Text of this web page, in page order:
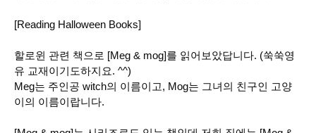
[Reading Halloween Books]
할로윈 관련 책으로 [Meg & mog]를 읽어보았답니다. (쑥쑥영
유 교재이기도하지요. ^^)
Meg는 주인공 witch의 이름이고, Mog는 그녀의 친구인 고양
이의 이름이랍니다.